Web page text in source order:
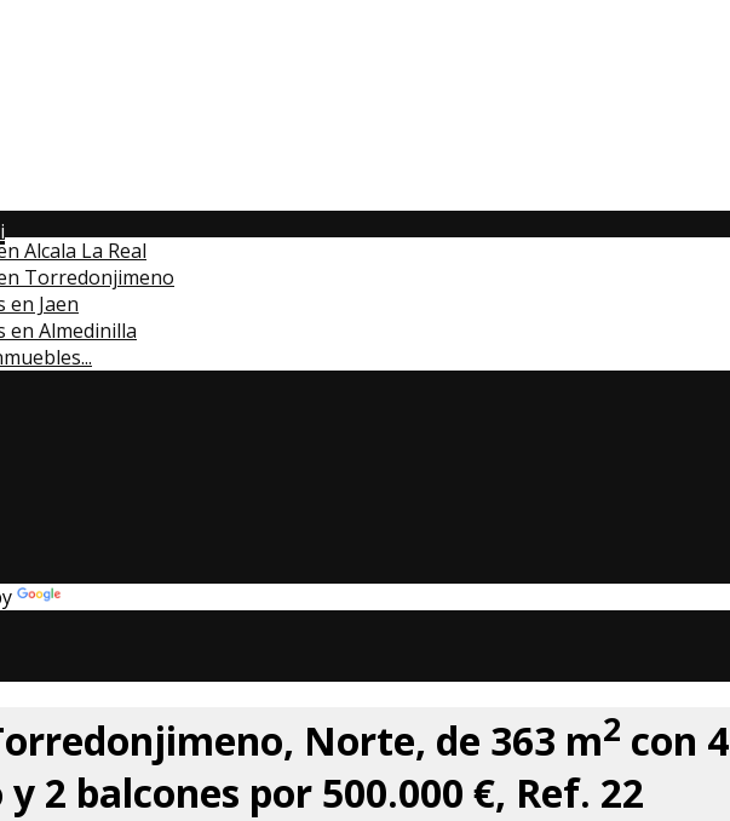
Alcala La Real
Torredonjimeno
en Jaen
en Almedinilla
Norte, de 363 m2 con
2 balcones por 500.000 €, Ref. 22